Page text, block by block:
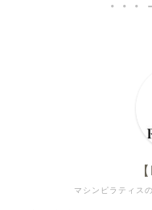
マシンピラティス